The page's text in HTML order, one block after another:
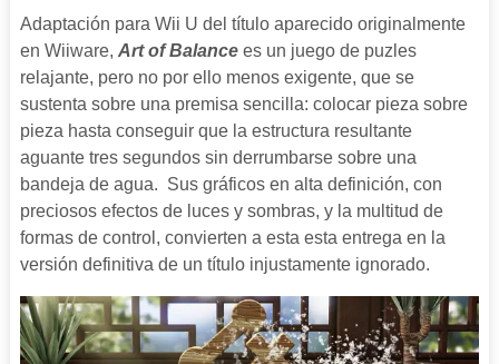
Adaptación para Wii U del título aparecido originalmente
en Wiiware, Art of Balance es un juego de puzles
relajante, pero no por ello menos exigente, que se
sustenta sobre una premisa sencilla: colocar pieza sobre
pieza hasta conseguir que la estructura resultante
aguante tres segundos sin derrumbarse sobre una
bandeja de agua. Sus gráficos en alta definición, con
preciosos efectos de luces y sombras, y la multitud de
formas de control, convierten a esta esta entrega en la
versión definitiva de un título injustamente ignorado.